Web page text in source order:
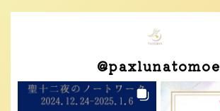
@paxlunatomoe